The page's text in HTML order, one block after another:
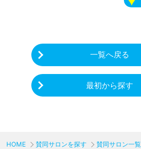
一覧へ戻る
最初から探す
HOME 賛同サロンを探す 賛同サロン一覧